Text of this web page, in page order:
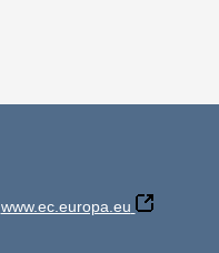
www.ec.europa.eu